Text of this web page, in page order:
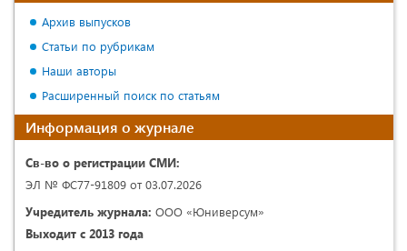
Архив выпусков
Статьи по рубрикам
Наши авторы
Расширенный поиск по статьям
Информация о журнале
Св-во о регистрации СМИ:
ЭЛ № ФС77-91809 от 03.07.2026
Учредитель журнала: ООО «Юниверсум»
Выходит с 2013 года